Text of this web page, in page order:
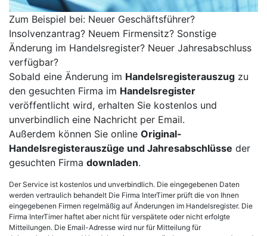
Zum Beispiel bei: Neuer Geschäftsführer?
Insolvenzantrag? Neuem Firmensitz? Sonstige
Änderung im Handelsregister? Neuer Jahresabschluss
verfügbar?
Sobald eine Änderung im Handelsregisterauszug zu
den gesuchten Firma im Handelsregister
veröffentlicht wird, erhalten Sie kostenlos und
unverbindlich eine Nachricht per Email.
Außerdem können Sie online Original-
Handelsregisterauszüge und Jahresabschlüsse der
gesuchten Firma downladen.
Der Service ist kostenlos und unverbindlich. Die eingegebenen Daten
werden vertraulich behandelt Die Firma InterTimer prüft die von Ihnen
eingegebenen Firmen regelmäßig auf Änderungen im Handelsregister. Die
Firma InterTimer haftet aber nicht für verspätete oder nicht erfolgte
Mitteilungen. Die Email-Adresse wird nur für Mitteilung für